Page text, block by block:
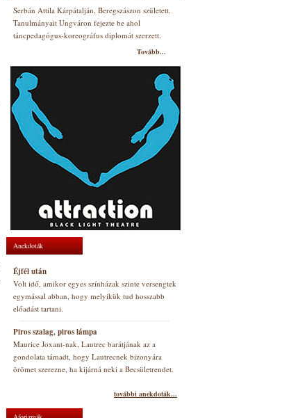
Serbán Attila Kárpátalján, Beregszászon született.
Tanulmányait Ungváron fejezte be ahol
táncpedagógus-koreográfus diplomát szerzett.
Tovább...
Anekdoták
Éjfél után
Volt idő, amikor egyes színházak szinte versengtek
egymással abban, hogy melyikük tud hosszabb
előadást tartani.
Piros szalag, piros lámpa
Maurice Joxant-nak, Lautrec barátjának az a
gondolata támadt, hogy Lautrecnek bizonyára
örömet szerezne, ha kijárná neki a Becsületrendet.
további anekdoták...